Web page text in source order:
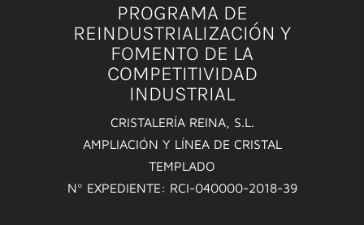
PROGRAMA DE
REINDUSTRIALIZACIÓN Y
FOMENTO DE LA
COMPETITIVIDAD
INDUSTRIAL
CRISTALERÍA REINA, S.L.
AMPLIACIÓN Y LÍNEA DE CRISTAL
TEMPLADO
Nº EXPEDIENTE: RCI-040000-2018-39